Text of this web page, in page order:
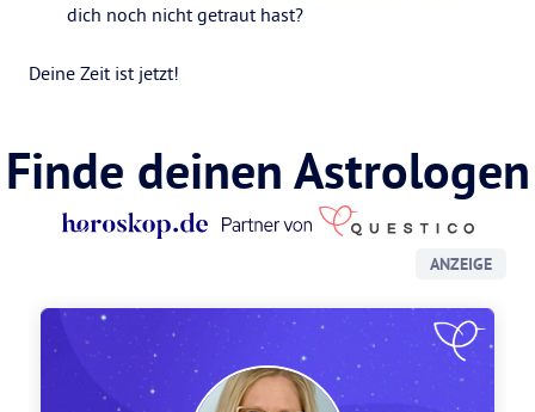
dich noch nicht getraut hast?
Deine Zeit ist jetzt!
Finde deinen Astrologen
ANZEIGE